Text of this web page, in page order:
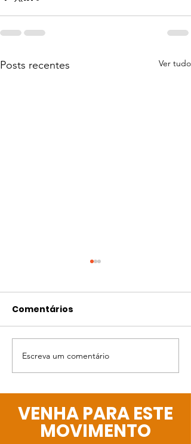
Posts recentes Ver tudo
A Páscoa está
chegando!
Comentários
Escreva um comentário
VENHA PARA ESTE
MOVIMENTO